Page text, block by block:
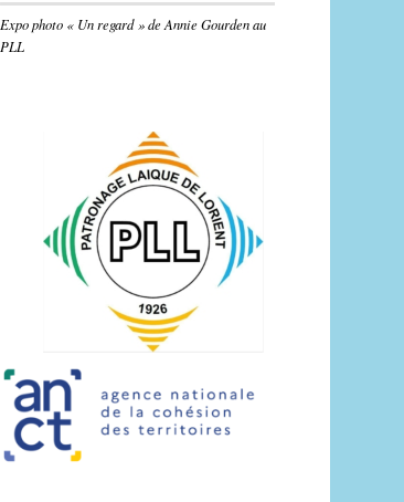
Expo photo « Un regard » de Annie Gourden au
PLL